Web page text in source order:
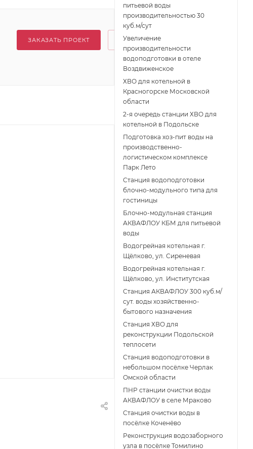
ЗАКАЗАТЬ ПРОЕКТ
питьевой воды
производительностью 30
куб.м/сут
Увеличение
производительности
водоподготовки в отеле
Воздвиженское
ХВО для котельной в
Красногорске Московской
области
2-я очередь станции ХВО для
котельной в Подольске
Подготовка хоз-пит воды на
производственно-
логистическом комплексе
Парк Лето
Станция водоподготовки
блочно-модульного типа для
гостиницы
Блочно-модульная станция
АКВАФЛОУ КБМ для питьевой
воды
Водогрейная котельная г.
Щёлково, ул. Сиреневая
Водогрейная котельная г.
Щёлково, ул. Институтская
Станция АКВАФЛОУ 300 куб.м/
сут. воды хозяйственно-
бытового назначения
Станция ХВО для
реконструкции Подольской
теплосети
Станция водоподготовки в
небольшом посёлке Черлак
Омской области
ПНР станции очистки воды
АКВАФЛОУ в селе Мраково
Станция очистки воды в
посёлке Коченёво
Реконструкция водозаборного
узла в посёлке Томилино